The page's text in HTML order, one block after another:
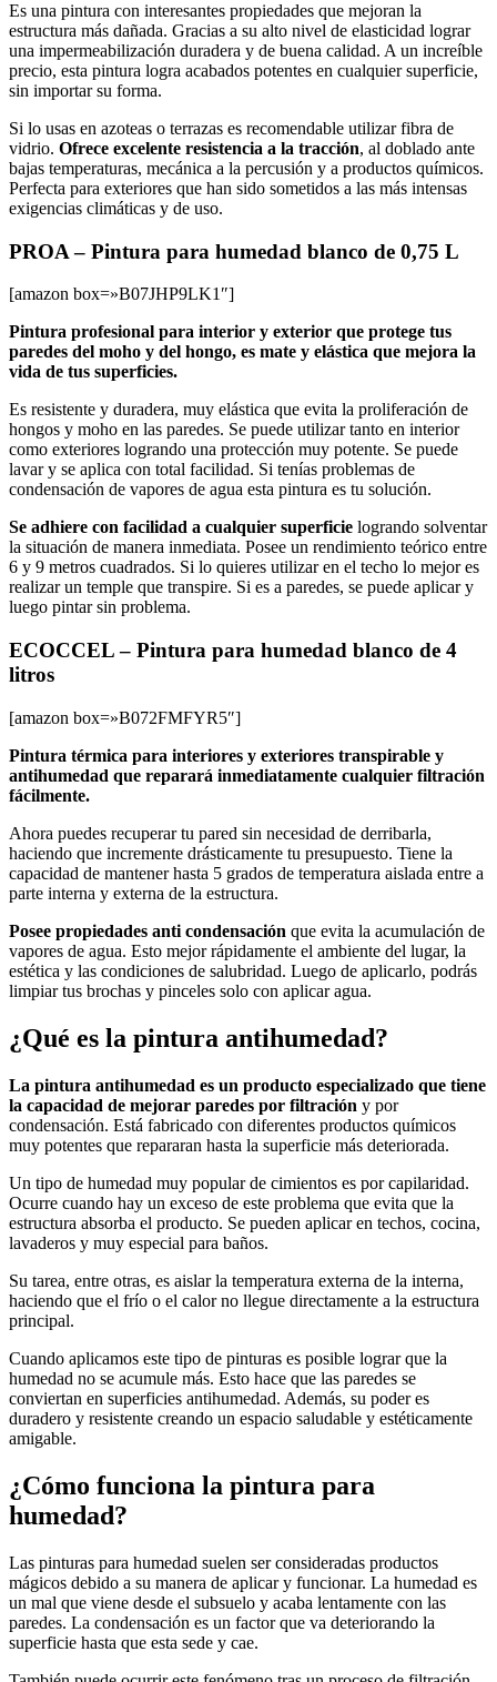
Es una pintura con interesantes propiedades que mejoran la
estructura más dañada. Gracias a su alto nivel de elasticidad lograr
una impermeabilización duradera y de buena calidad. A un increíble
precio, esta pintura logra acabados potentes en cualquier superficie,
sin importar su forma.
Si lo usas en azoteas o terrazas es recomendable utilizar fibra de
vidrio. Ofrece excelente resistencia a la tracción, al doblado ante
bajas temperaturas, mecánica a la percusión y a productos químicos.
Perfecta para exteriores que han sido sometidos a las más intensas
exigencias climáticas y de uso.
PROA – Pintura para humedad blanco de 0,75 L
[amazon box=»B07JHP9LK1″]
Pintura profesional para interior y exterior que protege tus
paredes del moho y del hongo, es mate y elástica que mejora la
vida de tus superficies.
Es resistente y duradera, muy elástica que evita la proliferación de
hongos y moho en las paredes. Se puede utilizar tanto en interior
como exteriores logrando una protección muy potente. Se puede
lavar y se aplica con total facilidad. Si tenías problemas de
condensación de vapores de agua esta pintura es tu solución.
Se adhiere con facilidad a cualquier superficie logrando solventar
la situación de manera inmediata. Posee un rendimiento teórico entre
6 y 9 metros cuadrados. Si lo quieres utilizar en el techo lo mejor es
realizar un temple que transpire. Si es a paredes, se puede aplicar y
luego pintar sin problema.
ECOCCEL – Pintura para humedad blanco de 4
litros
[amazon box=»B072FMFYR5″]
Pintura térmica para interiores y exteriores transpirable y
antihumedad que reparará inmediatamente cualquier filtración
fácilmente.
Ahora puedes recuperar tu pared sin necesidad de derribarla,
haciendo que incremente drásticamente tu presupuesto. Tiene la
capacidad de mantener hasta 5 grados de temperatura aislada entre a
parte interna y externa de la estructura.
Posee propiedades anti condensación que evita la acumulación de
vapores de agua. Esto mejor rápidamente el ambiente del lugar, la
estética y las condiciones de salubridad. Luego de aplicarlo, podrás
limpiar tus brochas y pinceles solo con aplicar agua.
¿Qué es la pintura antihumedad?
La pintura antihumedad es un producto especializado que tiene
la capacidad de mejorar paredes por filtración y por
condensación. Está fabricado con diferentes productos químicos
muy potentes que repararan hasta la superficie más deteriorada.
Un tipo de humedad muy popular de cimientos es por capilaridad.
Ocurre cuando hay un exceso de este problema que evita que la
estructura absorba el producto. Se pueden aplicar en techos, cocina,
lavaderos y muy especial para baños.
Su tarea, entre otras, es aislar la temperatura externa de la interna,
haciendo que el frío o el calor no llegue directamente a la estructura
principal.
Cuando aplicamos este tipo de pinturas es posible lograr que la
humedad no se acumule más. Esto hace que las paredes se
conviertan en superficies antihumedad. Además, su poder es
duradero y resistente creando un espacio saludable y estéticamente
amigable.
¿Cómo funciona la pintura para
humedad?
Las pinturas para humedad suelen ser consideradas productos
mágicos debido a su manera de aplicar y funcionar. La humedad es
un mal que viene desde el subsuelo y acaba lentamente con las
paredes. La condensación es un factor que va deteriorando la
superficie hasta que esta sede y cae.